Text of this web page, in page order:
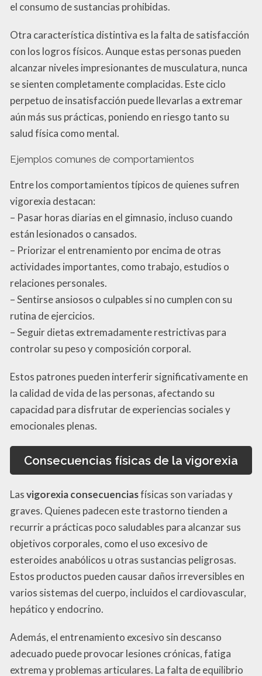
el consumo de sustancias prohibidas.
Otra característica distintiva es la falta de satisfacción
con los logros físicos. Aunque estas personas pueden
alcanzar niveles impresionantes de musculatura, nunca
se sienten completamente complacidas. Este ciclo
perpetuo de insatisfacción puede llevarlas a extremar
aún más sus prácticas, poniendo en riesgo tanto su
salud física como mental.
Ejemplos comunes de comportamientos
Entre los comportamientos típicos de quienes sufren
vigorexia destacan:
– Pasar horas diarias en el gimnasio, incluso cuando
están lesionados o cansados.
– Priorizar el entrenamiento por encima de otras
actividades importantes, como trabajo, estudios o
relaciones personales.
– Sentirse ansiosos o culpables si no cumplen con su
rutina de ejercicios.
– Seguir dietas extremadamente restrictivas para
controlar su peso y composición corporal.
Estos patrones pueden interferir significativamente en
la calidad de vida de las personas, afectando su
capacidad para disfrutar de experiencias sociales y
emocionales plenas.
Consecuencias físicas de la vigorexia
Lasvigorexia consecuenciasfísicas son variadas y
graves. Quienes padecen este trastorno tienden a
recurrir a prácticas poco saludables para alcanzar sus
objetivos corporales, como el uso excesivo de
esteroides anabólicos u otras sustancias peligrosas.
Estos productos pueden causar daños irreversibles en
varios sistemas del cuerpo, incluidos el cardiovascular,
hepático y endocrino.
Además, el entrenamiento excesivo sin descanso
adecuado puede provocar lesiones crónicas, fatiga
extrema y problemas articulares. La falta de equilibrio